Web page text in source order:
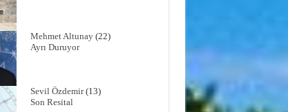
Mehmet Altunay(22)
Ayrı Duruyor
Sevil Özdemir(13)
Son Resital